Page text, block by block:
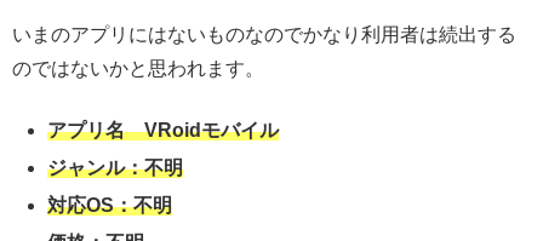
いまのアプリにはないものなのでかなり利用者は続出する
のではないかと思われます。
アプリ名 VRoidモバイル
ジャンル：不明
対応OS：不明